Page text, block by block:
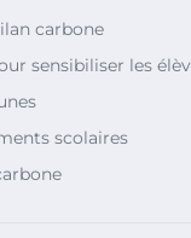
carbone
sensibiliser les
scolaires